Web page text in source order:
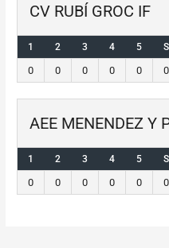
CV RUBÍ GROC IF
1 2 3 4 5 S
0 0 0 0 0 0
AEE MENENDEZ Y
1 2 3 4 5 S
0 0 0 0 0 0